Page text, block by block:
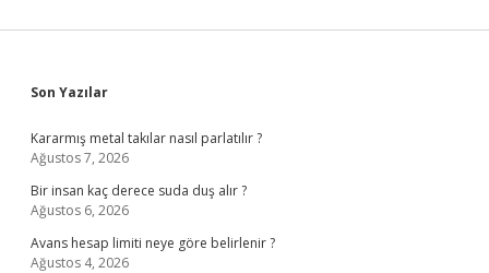
Sidebar
Son Yazılar
Kararmış metal takılar nasıl parlatılır ?
Ağustos 7, 2026
Bir insan kaç derece suda duş alır ?
Ağustos 6, 2026
Avans hesap limiti neye göre belirlenir ?
Ağustos 4, 2026